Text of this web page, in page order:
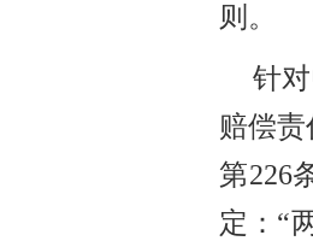
则。
针
赔偿
第226
定：“